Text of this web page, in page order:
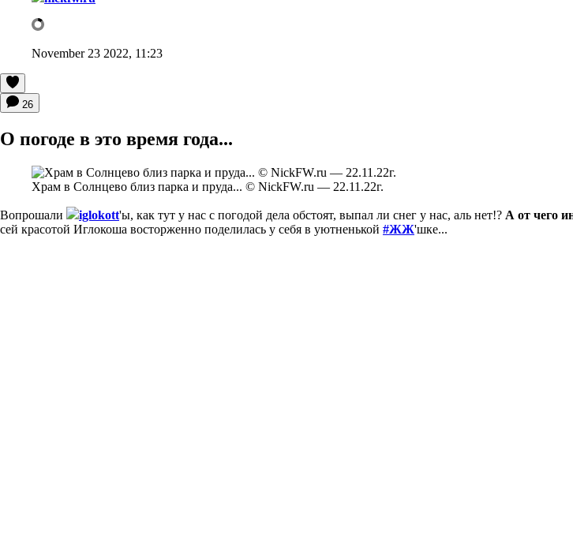
November 23 2022, 11:23
26
О погоде в это время года...
Храм в Солнцево близ парка и пруда... © NickFW.ru — 22.11.22г.
Вопрошали iglokott'ы, как тут у нас с погодой дела обстоят, выпал ли снег у нас, аль нет!? А от чего
сей красотой Иглокоша восторженно поделилась у себя в уютненькой #ЖЖ'шке...